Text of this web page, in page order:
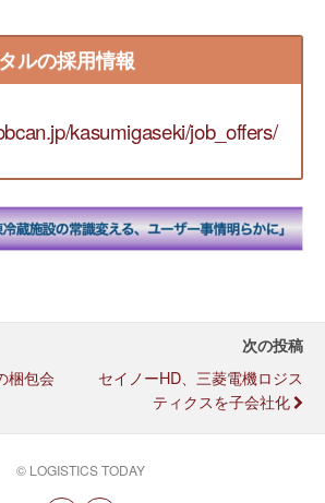
ルの採用情報
kasumigaseki/job_offers/
梱包会
次の投稿
セイノーHD、三菱電機ロジス
ティクスを子会社化
© LOGISTICS TODAY